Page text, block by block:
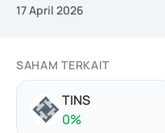
17 April 2026
SAHAM TERKAIT
TINS
0%